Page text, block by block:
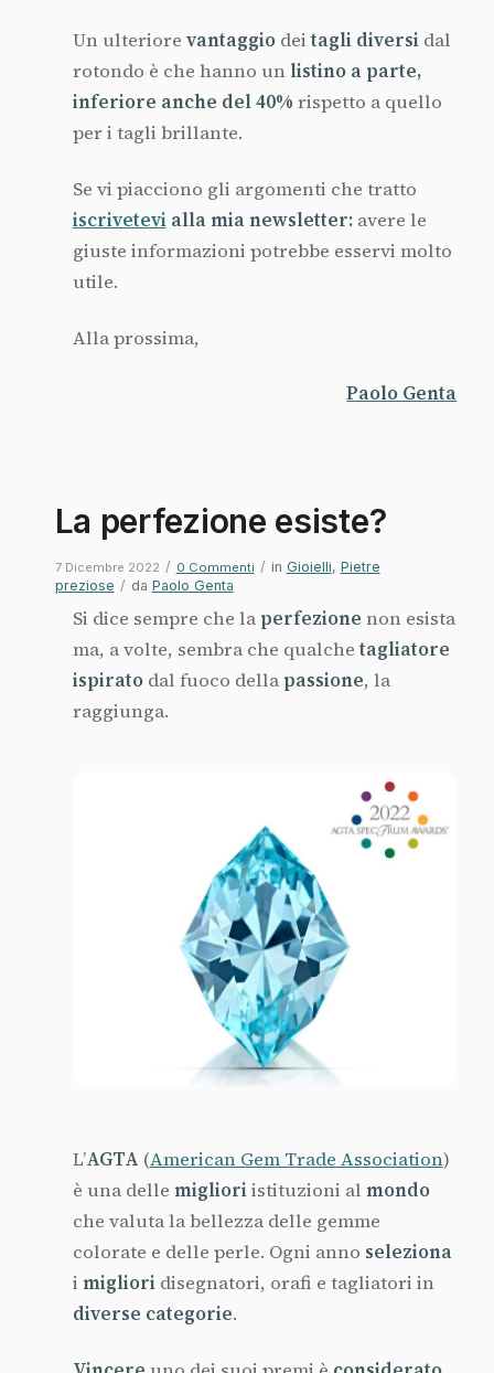
Un ulteriore vantaggio deitagli diversi dal
rotondo è che hanno unlistino a parte,
inferiore anche del 40% rispetto a quello
per i tagli brillante.
Se vi piacciono gli argomenti che tratto
iscrivetevialla mia newsletter: avere le
giuste informazioni potrebbe esservi molto
utile.
Alla prossima,
Paolo Genta
La perfezione esiste?
7 Dicembre 2022 / 0 Commenti / in Gioielli, Pietre
preziose / da Paolo Genta
Si dice sempre che la perfezione non esista
ma, a volte, sembra che qualchetagliatore
ispirato dal fuoco della passione, la
raggiunga.
L’AGTA (American Gem Trade Association)
è una delle miglioriistituzioni al mondo
che valuta la bellezza delle gemme
colorate e delle perle. Ogni anno seleziona
i migliori disegnatori, orafi e tagliatori in
diverse categorie.